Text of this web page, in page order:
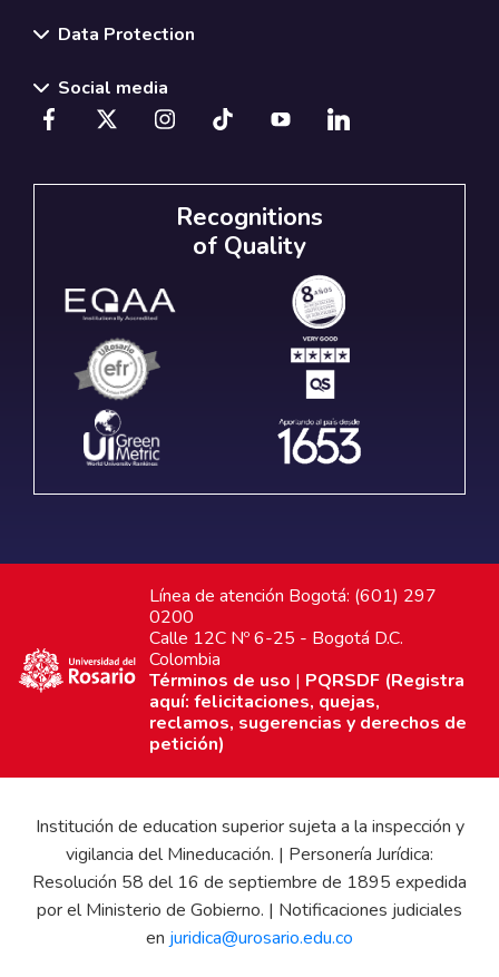
Data Protection
Social media
Recognitions
of Quality
Línea de atención Bogotá: (601) 297
0200
Calle 12C Nº 6-25 - Bogotá D.C.
Colombia
Términos de uso | PQRSDF (Registra
aquí: felicitaciones, quejas,
reclamos, sugerencias y derechos de
petición)
Institución de education superior sujeta a la inspección y
vigilancia del Mineducación. | Personería Jurídica:
Resolución 58 del 16 de septiembre de 1895 expedida
por el Ministerio de Gobierno. | Notificaciones judiciales
en juridica@urosario.edu.co